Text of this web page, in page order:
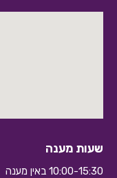
שעות מענה
10:00-15:30 באין מענה